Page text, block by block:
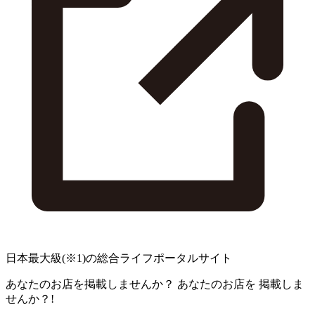
日本最大級(※1)の総合ライフポータルサイト
あなたのお店を掲載しませんか？ あなたのお店を 掲載しま
せんか？!